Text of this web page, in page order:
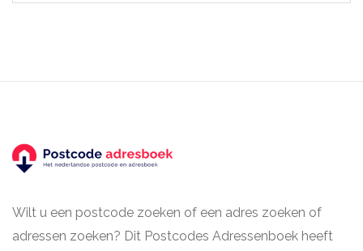
Wilt u een postcode zoeken of een adres zoeken of
adressen zoeken? Dit Postcodes Adressenboek heeft